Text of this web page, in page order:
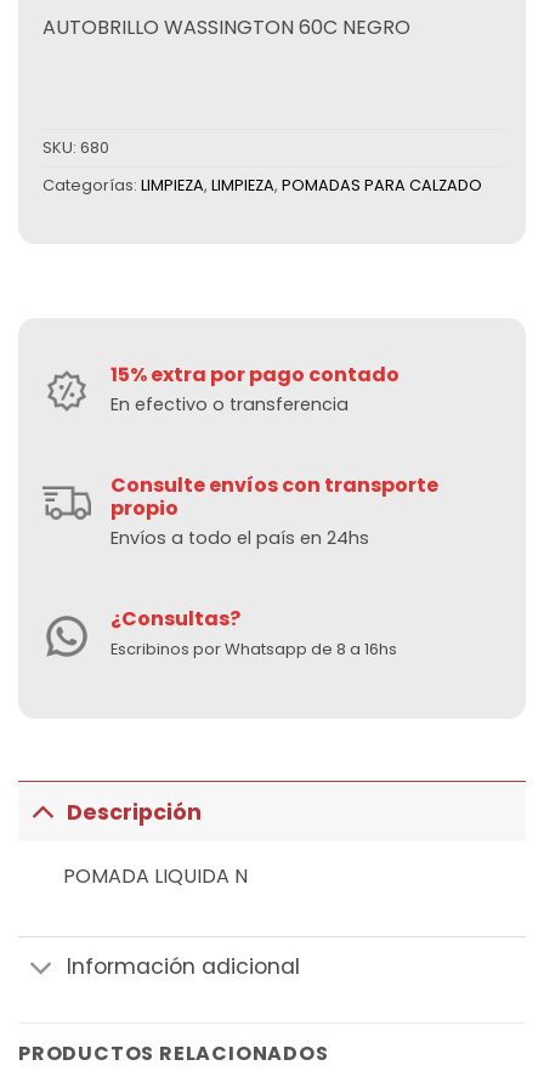
AUTOBRILLO WASSINGTON 60C NEGRO
SKU: 680
Categorías: LIMPIEZA, LIMPIEZA, POMADAS PARA CALZADO
15% extra por pago contado
En efectivo o transferencia
Consulte envíos con transporte
propio
Envíos a todo el país en 24hs
¿Consultas?
Escribinos por Whatsapp de 8 a 16hs
Descripción
POMADA LIQUIDA N
Información adicional
PRODUCTOS RELACIONADOS